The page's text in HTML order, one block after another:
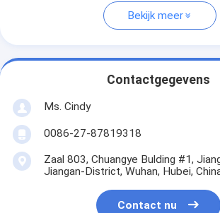
Bekijk meer
Contactgegevens
Ms. Cindy
0086-27-87819318
Zaal 803, Chuangye Bulding #1,
Jiangan-District, Wuhan, Hubei,
Contact nu